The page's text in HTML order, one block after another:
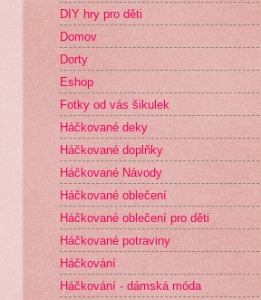
DIY hry pro děti
Domov
Dorty
Eshop
Fotky od vás šikulek
Háčkované deky
Háčkované doplňky
Háčkované Návody
Háčkované oblečení
Háčkované oblečení pro děti
Háčkované potraviny
Háčkování
Háčkování - dámská móda